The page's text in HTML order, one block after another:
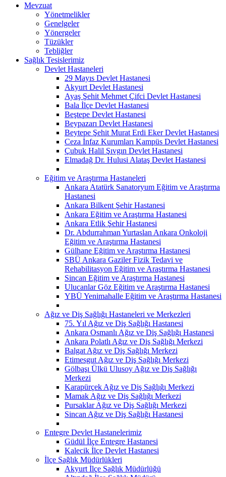
Mevzuat
Yönetmelikler
Genelgeler
Yönergeler
Tüzükler
Tebliğler
Sağlık Tesislerimiz
Devlet Hastaneleri
29 Mayıs Devlet Hastanesi
Akyurt Devlet Hastanesi
Ayaş Şehit Mehmet Çifci Devlet Hastanesi
Bala İlçe Devlet Hastanesi
Beştepe Devlet Hastanesi
Beypazarı Devlet Hastanesi
Beytepe Şehit Murat Erdi Eker Devlet Hastanesi
Ceza İnfaz Kurumları Kampüs Devlet Hastanesi
Çubuk Halil Şıvgın Devlet Hastanesi
Elmadağ Dr. Hulusi Alataş Devlet Hastanesi
Eğitim ve Araştırma Hastaneleri
Ankara Atatürk Sanatoryum Eğitim ve Araştırma
Hastanesi
Ankara Bilkent Şehir Hastanesi
Ankara Eğitim ve Araştırma Hastanesi
Ankara Etlik Şehir Hastanesi
Dr. Abdurrahman Yurtaslan Ankara Onkoloji
Eğitim ve Araştırma Hastanesi
Gülhane Eğitim ve Araştırma Hastanesi
SBÜ Ankara Gaziler Fizik Tedavi ve
Rehabilitasyon Eğitim ve Araştırma Hastanesi
Sincan Eğitim ve Araştırma Hastanesi
Ulucanlar Göz Eğitim ve Araştırma Hastanesi
YBÜ Yenimahalle Eğitim ve Araştırma Hastanesi
Ağız ve Diş Sağlığı Hastaneleri ve Merkezleri
75. Yıl Ağız ve Diş Sağlığı Hastanesi
Ankara Osmanlı Ağız ve Diş Sağlığı Hastanesi
Ankara Polatlı Ağız ve Diş Sağlığı Merkezi
Balgat Ağız ve Diş Sağlığı Merkezi
Etimesgut Ağız ve Diş Sağlığı Merkezi
Gölbaşı Ülkü Ulusoy Ağız ve Diş Sağlığı
Merkezi
Karapürçek Ağız ve Diş Sağlığı Merkezi
Mamak Ağız ve Diş Sağlığı Merkezi
Pursaklar Ağız ve Diş Sağlığı Merkezi
Sincan Ağız ve Diş Sağlığı Hastanesi
Entegre Devlet Hastanelerimiz
Güdül İlçe Entegre Hastanesi
Kalecik İlçe Devlet Hastanesi
İlçe Sağlık Müdürlükleri
Akyurt İlçe Sağlık Müdürlüğü